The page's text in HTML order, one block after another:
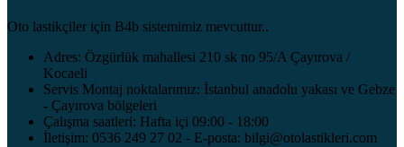
Oto lastikçiler için B4b sistemimiz mevcuttur..
Adres: Özgürlük mahallesi 210 sk no 95/A Çayırova /
Kocaeli
Servis Montaj noktalarımız: İstanbul anadolu yakası ve Gebze
- Çayırova bölgeleri
Çalışma saatleri: Hafta içi 09:00 - 18:00
İletişim: 0536 249 27 02 - E-posta: bilgi@otolastikleri.com